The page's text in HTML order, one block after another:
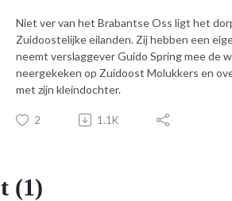
Niet ver van het Brabantse Oss ligt het
Zuidoostelijke eilanden. Zij hebben een
neemt verslaggever Guido Spring mee de
neergekeken op Zuidoost Molukkers en
met zijn kleindochter.
2 1.1K
(1)